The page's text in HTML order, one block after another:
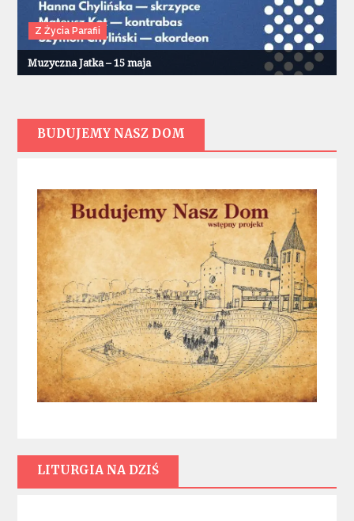
Z Życia Parafii
Muzyczna Jatka – 15 maja
BUDUJEMY NASZ DOM
LITURGIA NA DZIŚ